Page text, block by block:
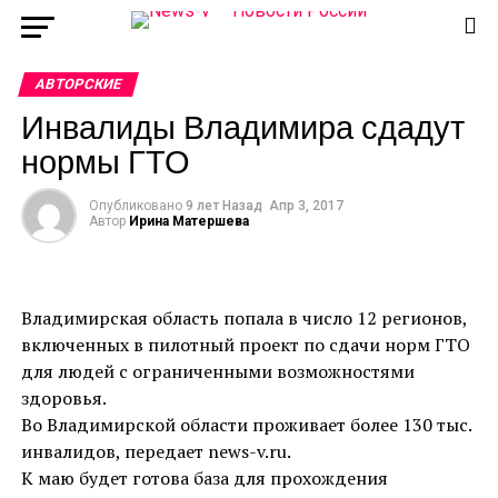
АВТОРСКИЕ
Инвалиды Владимира сдадут
нормы ГТО
Опубликовано 9 лет Назад Апр 3, 2017
Автор Ирина Матершева
Владимирская область попала в число 12 регионов,
включенных в пилотный проект по сдачи норм ГТО
для людей с ограниченными возможностями
здоровья.
Во Владимирской области проживает более 130 тыс.
инвалидов, передает news-v.ru.
К маю будет готова база для прохождения